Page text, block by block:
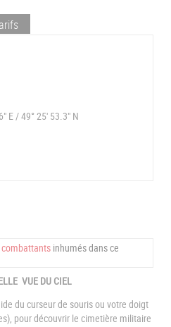
E / 49° 25' 53.3" N
inhumés dans ce
VUE DU CIEL
du curseur de souris ou votre doigt
pour découvrir le cimetière militaire